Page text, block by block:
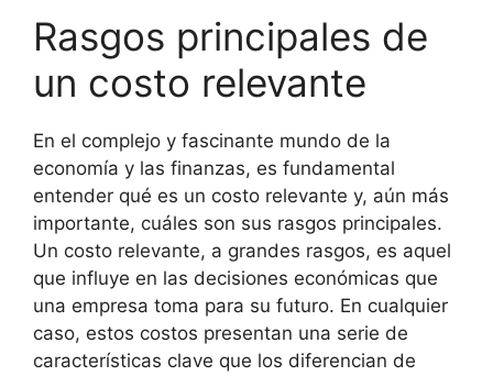
Rasgos principales de
un costo relevante
En el complejo y fascinante mundo de la
economía y las finanzas, es fundamental
entender qué es un costo relevante y, aún más
importante, cuáles son sus rasgos principales.
Un costo relevante, a grandes rasgos, es aquel
que influye en las decisiones económicas que
una empresa toma para su futuro. En cualquier
caso, estos costos presentan una serie de
características clave que los diferencian de